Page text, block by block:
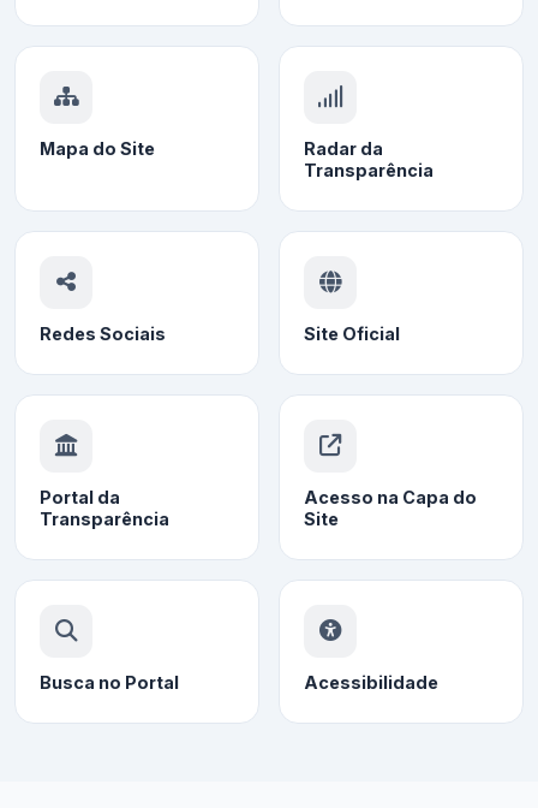
Mapa do Site
Radar da
Transparência
Redes Sociais Site Oficial
Portal da
Transparência
Acesso na Capa do
Site
Busca no Portal Acessibilidade